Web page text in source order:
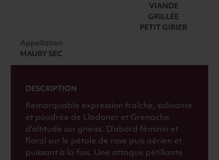
VIANDE
GRILLÉE
PETIT GIBIER
Appellation
MAURY SEC
DESCRIPTION
Remarquable expression fraîche, salivante
et poudrée de Lladoner et Grenache
d'altitude sur gneiss. D'abord féminin et
floral sur le pétale de rose puis aérien et
puissant à la fois. Une attaque pétillante